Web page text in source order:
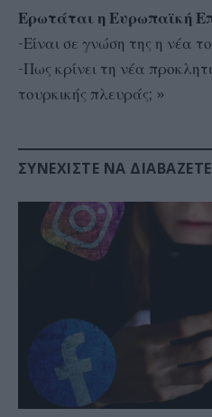
Ερωτάται η Ευρωπαϊκή
-Είναι σε γνώση της η νέα
-Πως κρίνει τη νέα
τουρκικής πλευράς; »
ΣΥΝΕΧΊΣΤΕ ΝΑ ΔΙΑΒΆΖΕΤΕ